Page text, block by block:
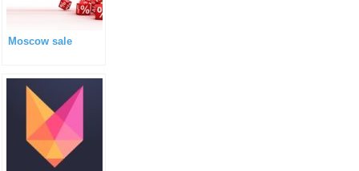
Moscow sale